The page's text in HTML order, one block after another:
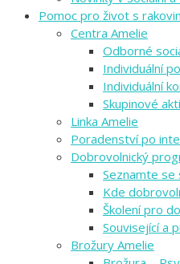
Pomoc pro život s
Centra Amelie
Odborné
Individuální
Individuální
Skupinové
Linka Amelie
Poradenství po
Dobrovolnický
Seznamte se
Kde
Školení pro
Související a
Brožury Amelie